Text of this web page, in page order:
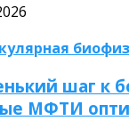
шаг к
МФТИ